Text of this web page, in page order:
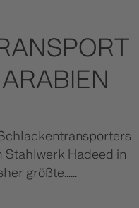
Stahlwerk Hadeed in
größte......